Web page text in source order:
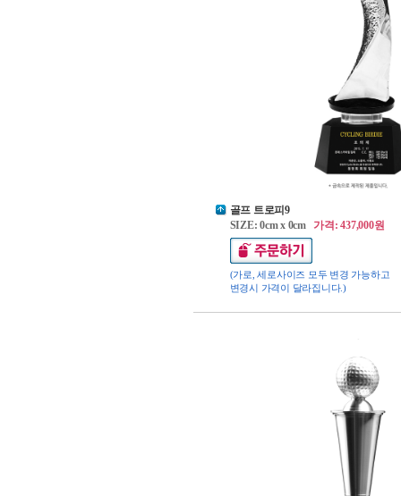
골프 트로피9
SIZE: 0cm x 0cm가격: 437,000원
(가로, 세로사이즈 모두 변경 가능하고
변경시 가격이 달라집니다.)